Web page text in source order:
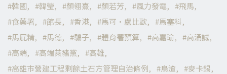
韓國
韓瑩 顏翎熹 顏若芳 風力發電
飛馬
食藥署
館長 香港 馬可·盧比歐
馬塞科
馬屁精
馬德 騙子 體育署預算 高嘉瑜
高涌誠
高端
高端萊豬黨
高雄
高雄市營建工程剩餘土石方管理自治條例
鳥渣
麥卡錫